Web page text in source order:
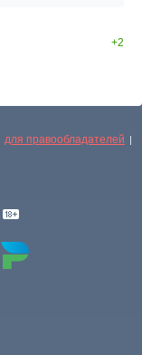
+2
для правообладателей |